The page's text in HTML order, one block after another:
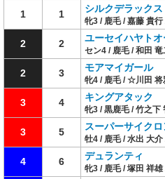
1 1 シルクデラックス
牝3 / 鹿毛 / 嘉藤 貴
2 2 ユーセイハヤトオ
セン4 / 鹿毛 / 和田
2 3 モアマイガール
牝4 / 鹿毛 / ☆川田 将
3 4 キングアタック
牝3 / 黒鹿毛 / 竹之下
3 5 スーパーサイクロ
牡4 / 鹿毛 / 水出 大
4 6 デュランティ
牝3 / 鹿毛 / 塚田 祥